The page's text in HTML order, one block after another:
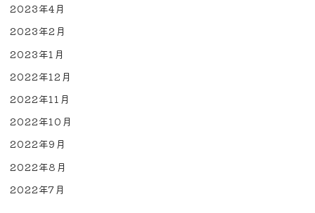
2023年4月
2023年2月
2023年1月
2022年12月
2022年11月
2022年10月
2022年9月
2022年8月
2022年7月